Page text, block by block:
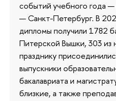
событий учебного года
— Санкт-Петербург. В
дипломы получили 1782
Питерской Вышки, 303 из
празднику
выпускники
бакалавриата и
близкие, а также